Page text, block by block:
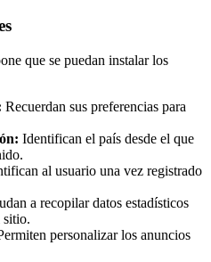
que se puedan instalar los
Recuerdan sus preferencias para
Identifican el país desde el que
al usuario una vez registrado
a recopilar datos estadísticos
sitio.
personalizar los anuncios